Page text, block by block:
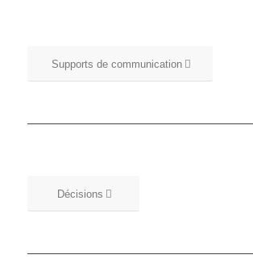
Supports de communication
Décisions